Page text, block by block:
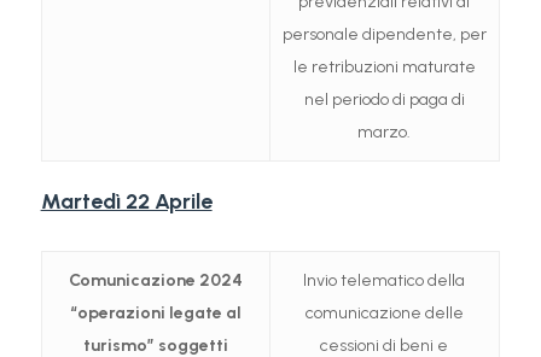
personale dipendente, per
le retribuzioni maturate
nel periodo di paga di
marzo.
Martedì 22 Aprile
Comunicazione 2024
“operazioni legate al
turismo” soggetti
Invio telematico della
comunicazione delle
cessioni di beni e